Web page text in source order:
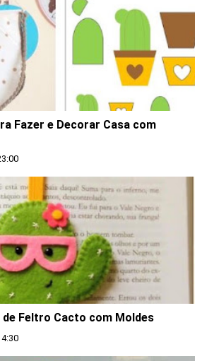
Fazer e Decorar Casa com
Feltro Cacto com Moldes